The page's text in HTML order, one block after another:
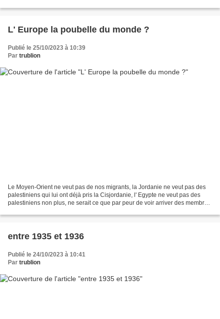
L' Europe la poubelle du monde ?
Publié le 25/10/2023 à 10:39
Par trublion
Le Moyen-Orient ne veut pas de nos migrants, la Jordanie ne veut pas des
palestiniens qui lui ont déjà pris la Cisjordanie, l' Egypte ne veut pas des
palestiniens non plus, ne serait ce que par peur de voir arriver des membres
entre 1935 et 1936
Publié le 24/10/2023 à 10:41
Par trublion